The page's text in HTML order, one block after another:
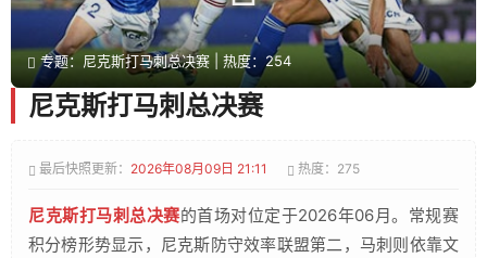
专题：尼克斯打马刺总决赛 | 热度：254
尼克斯打马刺总决赛
最后快照更新： 2026年08月09日 21:11 热度：275
尼克斯打马刺总决赛的首场对位定于2026年06月。常规赛
积分榜形势显示，尼克斯防守效率联盟第二，马刺则依靠文